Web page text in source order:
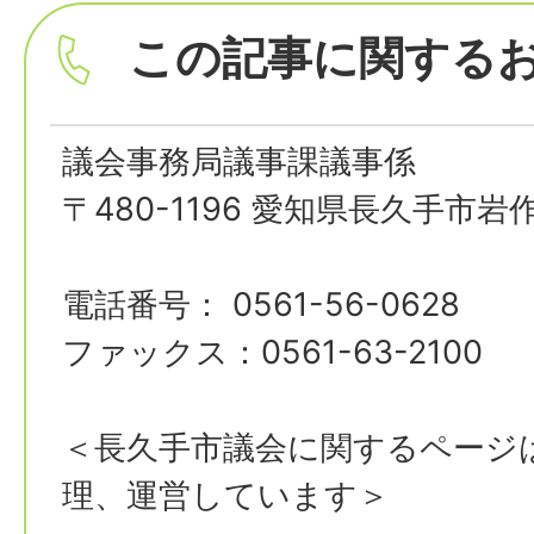
この記事に関する
議会事務局議事課議事係
〒480-1196 愛知県長久手市岩
電話番号： 0561-56-0628
ファックス：0561-63-2100
＜長久手市議会に関するペー
理、運営しています＞